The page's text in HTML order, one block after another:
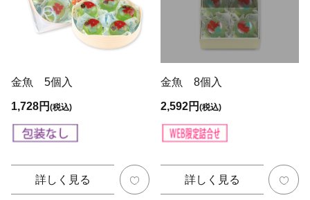
金魚 5個入
1,728円(税込)
詳しく見る
金魚 8個入
2,592円(税込)
詳しく見る